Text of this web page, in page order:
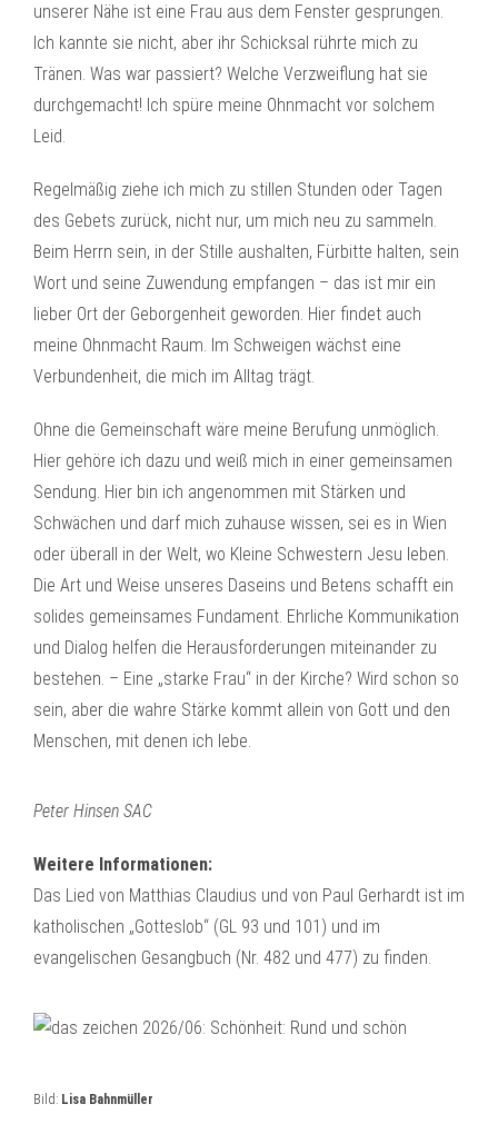
unserer Nähe ist eine Frau aus dem Fenster gesprungen.
Ich kannte sie nicht, aber ihr Schicksal rührte mich zu
Tränen. Was war passiert? Welche Verzweiflung hat sie
durchgemacht! Ich spüre meine Ohnmacht vor solchem
Leid.
Regelmäßig ziehe ich mich zu stillen Stunden oder Tagen
des Gebets zurück, nicht nur, um mich neu zu sammeln.
Beim Herrn sein, in der Stille aushalten, Fürbitte halten, sein
Wort und seine Zuwendung empfangen – das ist mir ein
lieber Ort der Geborgenheit geworden. Hier findet auch
meine Ohnmacht Raum. Im Schweigen wächst eine
Verbundenheit, die mich im Alltag trägt.
Ohne die Gemeinschaft wäre meine Berufung unmöglich.
Hier gehöre ich dazu und weiß mich in einer gemeinsamen
Sendung. Hier bin ich angenommen mit Stärken und
Schwächen und darf mich zuhause wissen, sei es in Wien
oder überall in der Welt, wo Kleine Schwestern Jesu leben.
Die Art und Weise unseres Daseins und Betens schafft ein
solides gemeinsames Fundament. Ehrliche Kommunikation
und Dialog helfen die Herausforderungen miteinander zu
bestehen. – Eine „starke Frau“ in der Kirche? Wird schon so
sein, aber die wahre Stärke kommt allein von Gott und den
Menschen, mit denen ich lebe.
Peter Hinsen SAC
Weitere Informationen:
Das Lied von Matthias Claudius und von Paul Gerhardt ist im
katholischen „Gotteslob“ (GL 93 und 101) und im
evangelischen Gesangbuch (Nr. 482 und 477) zu finden.
Bild: Lisa Bahnmüller